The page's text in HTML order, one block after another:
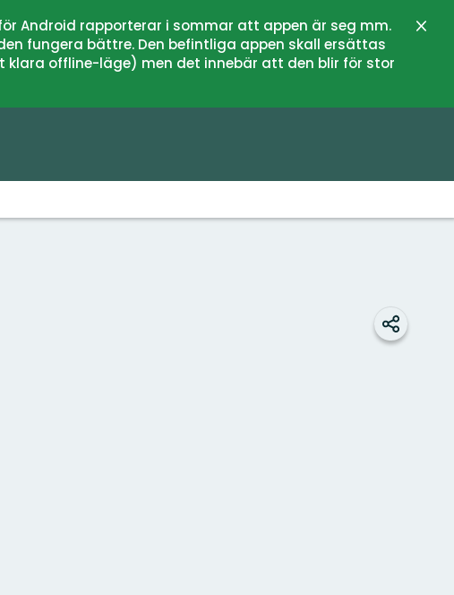
Android rapporterar i sommar att appen är seg mm.
fungera bättre. Den befintliga appen skall ersättas
offline-läge) men det innebär att den blir för stor
Dela